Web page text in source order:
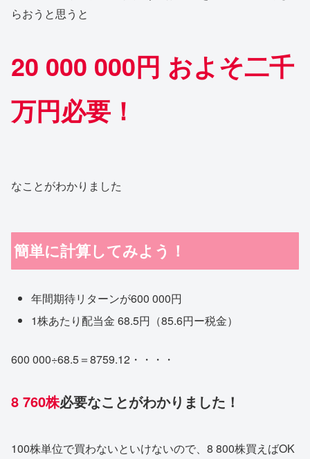
らおうと思うと
20 000 000円 およそ二千
万円必要！
なことがわかりました
簡単に計算してみよう！
年間期待リターンが600 000円
1株あたり配当金 68.5円（85.6円ー税金）
600 000÷68.5＝8759.12・・・・
8 760株必要なことがわかりました！
100株単位で買わないといけないので、8 800株買えばOK